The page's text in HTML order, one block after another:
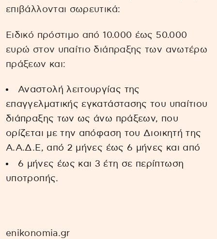
επιβάλλονται σωρευτικά:
Ειδικό πρόστιμο από 10.000 έως 50.000
ευρώ στον υπαίτιο διάπραξης των ανωτέρω
πράξεων και:
Αναστολή λειτουργίας της
επαγγελματικής εγκατάστασης του υπαίτιου
διάπραξης των ως άνω πράξεων, που
ορίζεται με την απόφαση του Διοικητή της
Α.Α.Δ.Ε, από 2 μήνες έως 6 μήνες και από
6 μήνες έως και 3 έτη σε περίπτωση
υποτροπής.
enikonomia.gr